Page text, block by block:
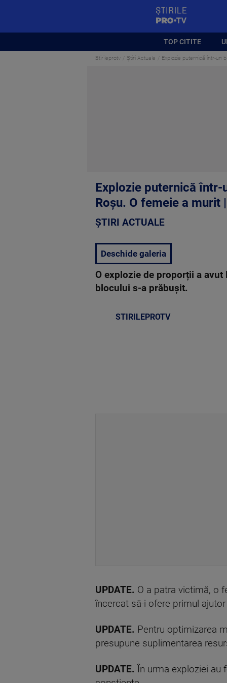
TOP CITITE
Stirileprotv Știri Actuale Explozie puternică într-un
Explozie puternică într-
Roșu. O femeie a murit
ȘTIRI ACTUALE
Deschide galeria
O explozie de proporții a
blocului s-a prăbușit.
STIRILEPROTV
UPDATE. O a patra victimă, o
încercat să-i ofere primul
UPDATE. Pentru optimizarea
presupune suplimentarea
UPDATE. În urma exploziei